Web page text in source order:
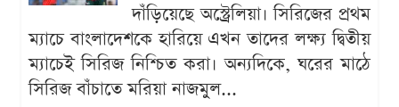
দাঁড়িয়েছে অস্ট্রেলিয়া। সিরিজের প্রথম
ম্যাচে বাংলাদেশকে হারিয়ে এখন তাদের লক্ষ্য দ্বিতীয়
ম্যাচেই সিরিজ নিশ্চিত করা। অন্যদিকে, ঘরের মাঠে
সিরিজ বাঁচাতে মরিয়া নাজমুল...